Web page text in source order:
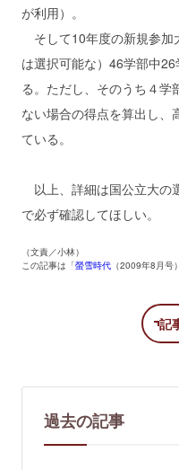
が利用）。
そして10年度の新規参加
は選択可能な）46学部中
る。ただし、そのうち４学
ない場合の得点を算出し、
ている。
以上、詳細は国公立大の
で必ず確認してほしい。
（文責／小林）
この記事は「螢雪時代 （2009年8月号
記
過去の記事